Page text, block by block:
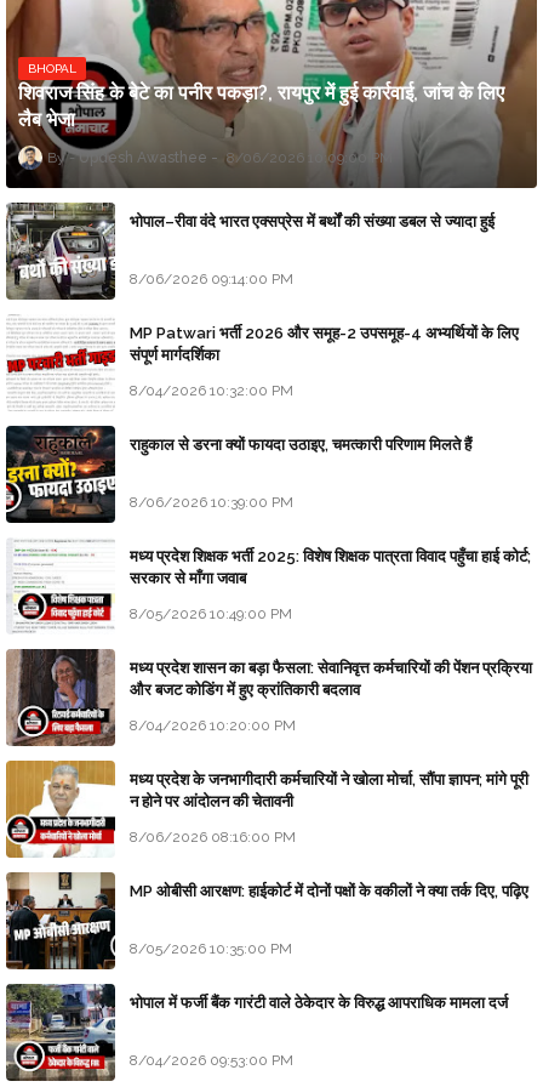
BHOPAL
शिवराज सिंह के बेटे का पनीर पकड़ा?, रायपुर में हुई कार्रवाई, जांच के लिए
लैब भेजा
Updesh Awasthee 8/06/2026 10:09:00 PM
भोपाल–रीवा वंदे भारत एक्सप्रेस में बर्थों की संख्या डबल से ज्यादा हुई
8/06/2026 09:14:00 PM
MP Patwari भर्ती 2026 और समूह-2 उपसमूह-4 अभ्यर्थियों के लिए
संपूर्ण मार्गदर्शिका
8/04/2026 10:32:00 PM
राहुकाल से डरना क्यों फायदा उठाइए, चमत्कारी परिणाम मिलते हैं
8/06/2026 10:39:00 PM
मध्य प्रदेश शिक्षक भर्ती 2025: विशेष शिक्षक पात्रता विवाद पहुँचा हाई कोर्ट;
सरकार से माँगा जवाब
8/05/2026 10:49:00 PM
मध्य प्रदेश शासन का बड़ा फैसला: सेवानिवृत्त कर्मचारियों की पेंशन प्रक्रिया
और बजट कोडिंग में हुए क्रांतिकारी बदलाव
8/04/2026 10:20:00 PM
मध्य प्रदेश के जनभागीदारी कर्मचारियों ने खोला मोर्चा, सौंपा ज्ञापन; मांगे पूरी
न होने पर आंदोलन की चेतावनी
8/06/2026 08:16:00 PM
MP ओबीसी आरक्षण: हाईकोर्ट में दोनों पक्षों के वकीलों ने क्या तर्क दिए, पढ़िए
8/05/2026 10:35:00 PM
भोपाल में फर्जी बैंक गारंटी वाले ठेकेदार के विरुद्ध आपराधिक मामला दर्ज
8/04/2026 09:53:00 PM